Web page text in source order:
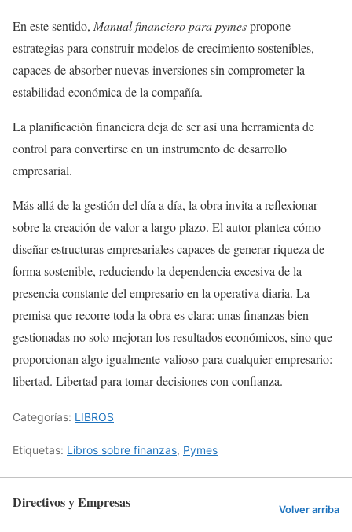
En este sentido, Manual financiero para pymespropone
estrategias para construir modelos de crecimiento sostenibles,
capaces de absorber nuevas inversiones sin comprometer la
estabilidad económica de la compañía.
La planificación financiera deja de ser así una herramienta de
control para convertirse en un instrumento de desarrollo
empresarial.
Más allá de la gestión del día a día, la obra invita a reflexionar
sobre la creación de valor a largo plazo. El autor plantea cómo
diseñar estructuras empresariales capaces de generar riqueza de
forma sostenible, reduciendo la dependencia excesiva de la
presencia constante del empresario en la operativa diaria. La
premisa que recorre toda la obra es clara: unas finanzas bien
gestionadas no solo mejoran los resultados económicos, sino que
proporcionan algo igualmente valioso para cualquier empresario:
libertad. Libertad para tomar decisiones con confianza.
Categorías: LIBROS
Etiquetas: Libros sobre finanzas, Pymes
Directivos y Empresas Volver arriba